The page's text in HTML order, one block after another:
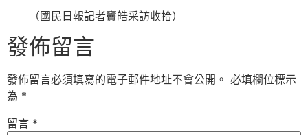
（國民日報記者竇皓采訪收拾）
發佈留言
發佈留言必須填寫的電子郵件地址不會公開。 必填欄位標示
為 *
留言 *